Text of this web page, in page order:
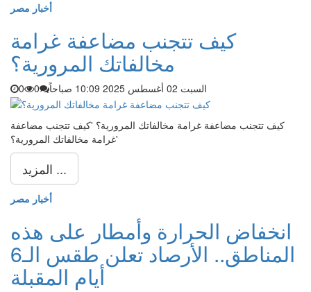
أخبار مصر
كيف تتجنب مضاعفة غرامة
مخالفاتك المرورية؟
السبت 02 أغسطس 2025 10:09 صباحاً 0
0
كيف تتجنب مضاعفة غرامة مخالفاتك المرورية؟ 'كيف تتجنب مضاعفة
غرامة مخالفاتك المرورية؟'
المزيد ...
أخبار مصر
انخفاض الحرارة وأمطار على هذه
المناطق.. الأرصاد تعلن طقس الـ6
أيام المقبلة